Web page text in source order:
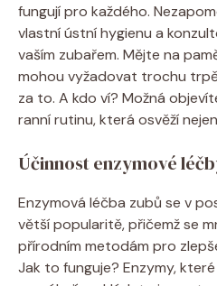
fungují pro každého.
vlastní ústní hygienu a
vaším zubařem. Mějte na
mohou vyžadovat trochu
za to. A kdo ví? Možná
ranní rutinu, která osvěží
Účinnost enzymové
Enzymová léčba zubů se v
větší popularitě, přičemž se
přírodním metodám pro
Jak to funguje? Enzymy,